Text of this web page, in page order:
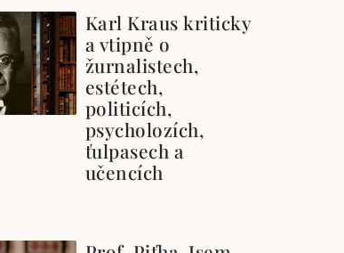
Karl Kraus kriticky
a vtipně o
žurnalistech,
estétech,
politicích,
psycholozích,
ťulpasech a
učencích